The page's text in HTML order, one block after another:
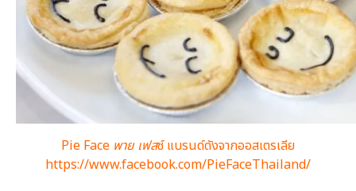
Pie Face พาย เฟสซ์ แบรนด์ดังจากออสเตรเลีย
https://www.facebook.com/PieFaceThailand/